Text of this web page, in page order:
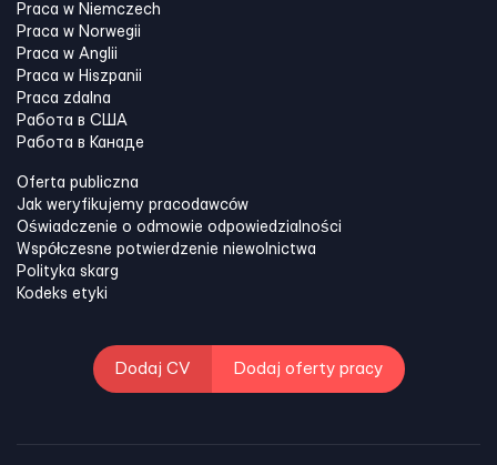
Praca w Niemczech
Praca w Norwegii
Praca w Anglii
Praca w Hiszpanii
Praca zdalna
Работа в США
Работа в Канадe
Oferta publiczna
Jak weryfikujemy pracodawców
Oświadczenie o odmowie odpowiedzialności
Współczesne potwierdzenie niewolnictwa
Polityka skarg
Kodeks etyki
Dodaj CV Dodaj oferty pracy